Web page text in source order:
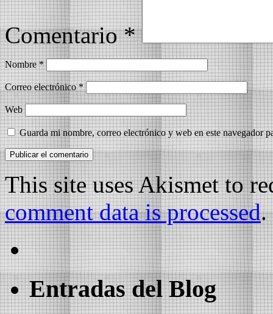
Comentario*
Nombre*
Correo electrónico*
Web
Guarda mi nombre, correo electrónico y web en este navegador
This site uses Akismet to
comment data is processed.
Entradas del Blog